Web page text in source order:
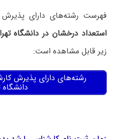
فهرست رشته‌های دارای
استعداد درخشان در دانشگاه
زیر قابل مشاهده است:
رشته‌های دارای پذیرش
دانشگاه